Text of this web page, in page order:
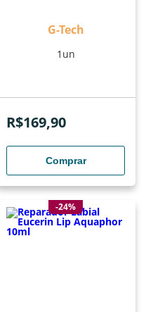
G-Tech
1un
R$169,90
Comprar
-24%